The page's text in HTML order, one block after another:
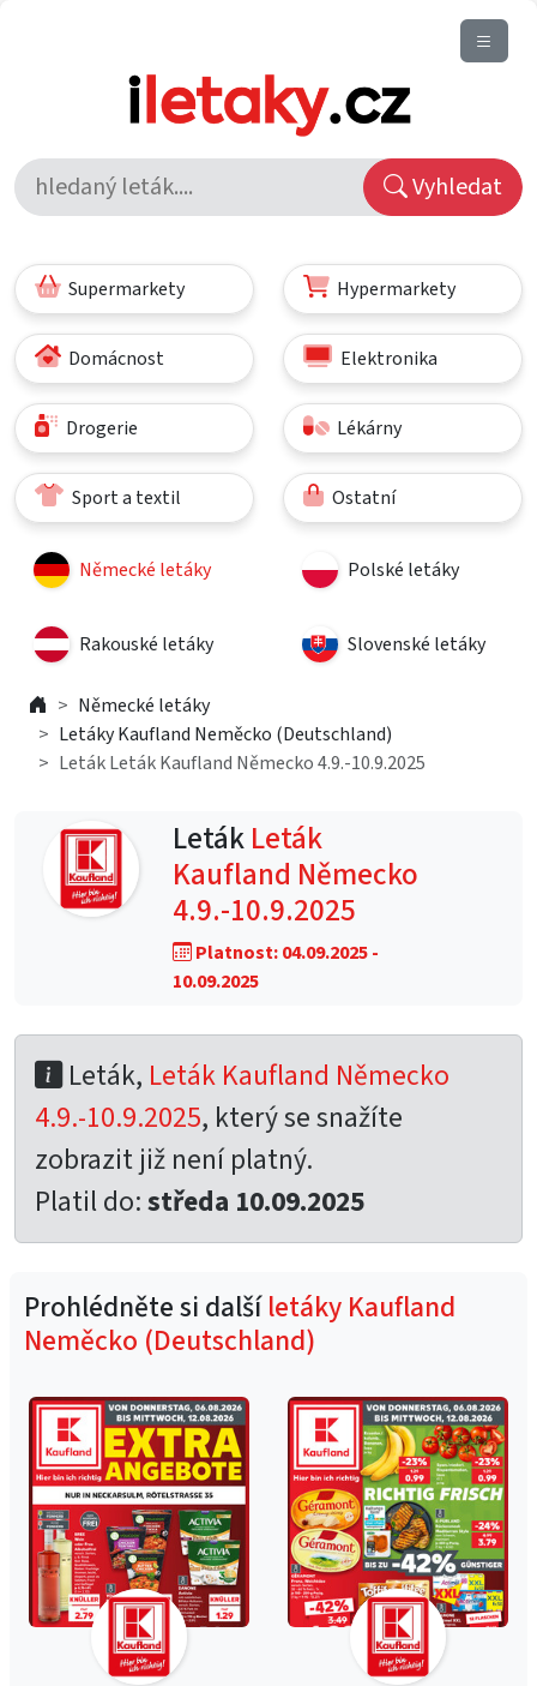
Vyhledat
Supermarkety Hypermarkety
Domácnost Elektronika
Drogerie Lékárny
Sport a textil Ostatní
Německé letáky Polské letáky
Rakouské letáky Slovenské letáky
Německé letáky
Letáky Kaufland Neměcko (Deutschland)
Leták Leták Kaufland Německo 4.9.-10.9.2025
LetákLeták
Kaufland Německo
4.9.-10.9.2025
Platnost: 04.09.2025 -
10.09.2025
Leták, Leták Kaufland Německo
4.9.-10.9.2025, který se snažíte
zobrazit již není platný.
Platil do:středa 10.09.2025
Prohlédněte si dalšíletáky Kaufland
Neměcko (Deutschland)